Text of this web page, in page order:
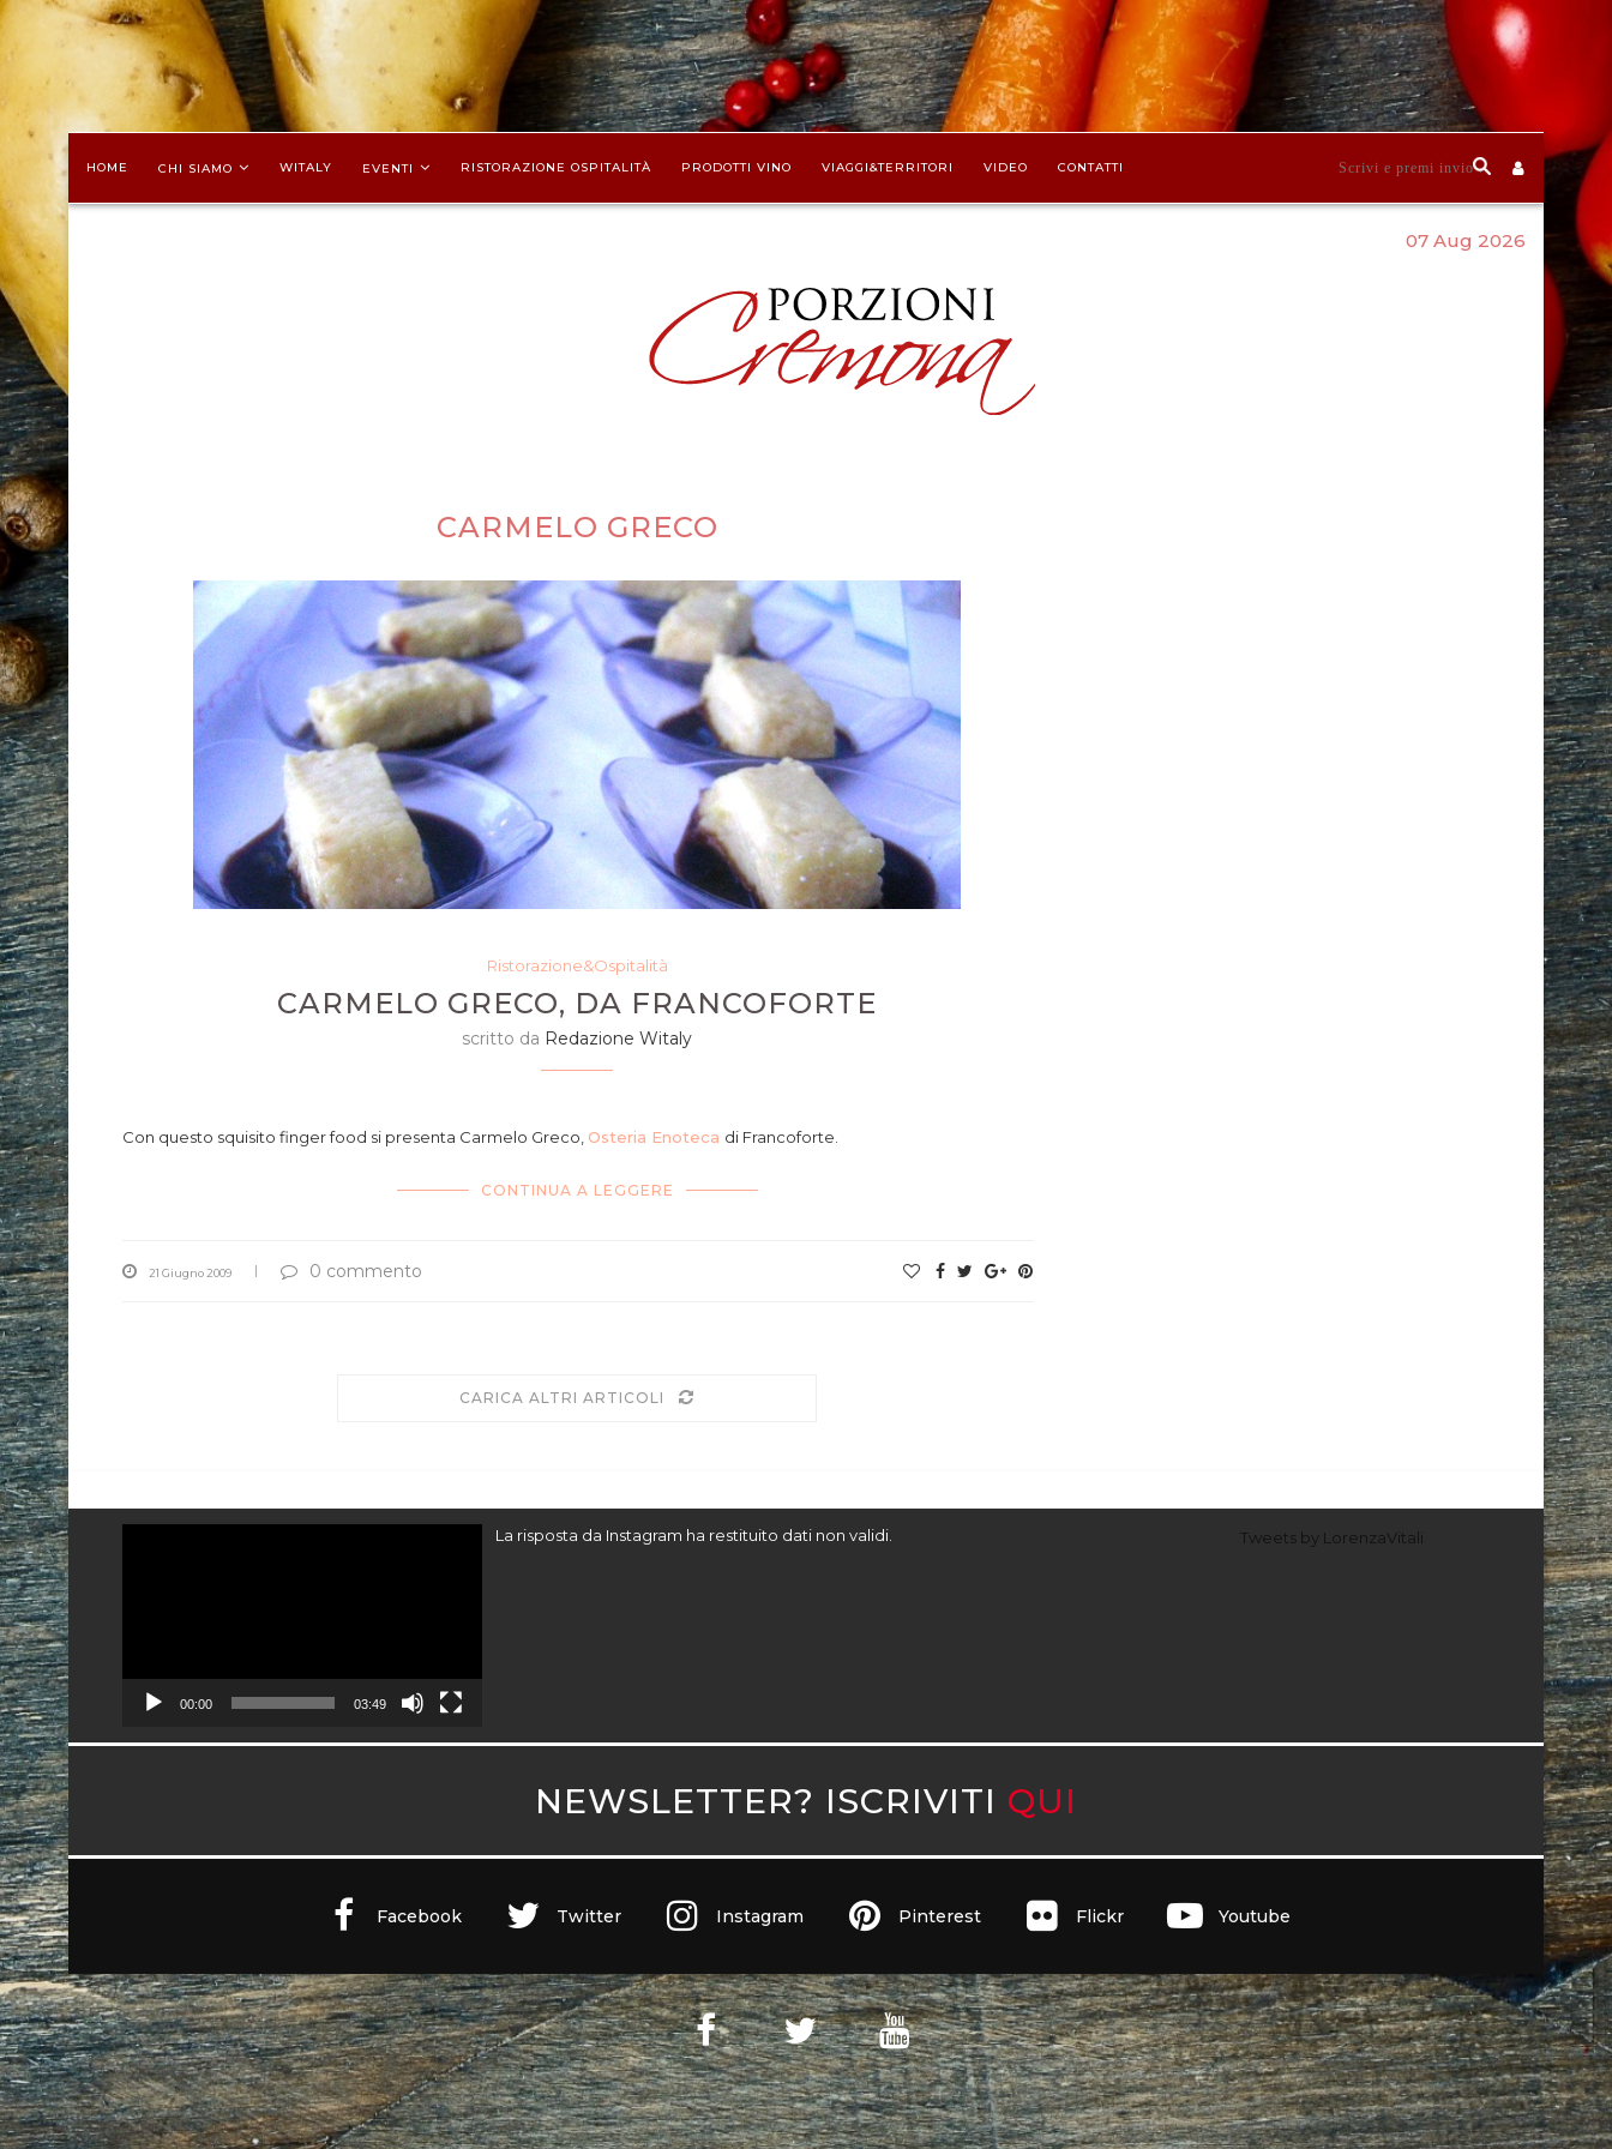
HOME CHI SIAMO WITALY EVENTI RISTORAZIONE OSPITALITÀ PRODOTTI VINO VIAGGI&TERRITORI VIDEO CONTATTI
07 Aug 2026
CARMELO GRECO
Ristorazione&Ospitalità
CARMELO GRECO, DA FRANCOFORTE
scritto da Redazione Witaly
royale di parmigiano salsa caffÃ¨
Con questo squisito finger food si presenta Carmelo Greco, Osteria Enoteca di Francoforte.
CONTINUA A LEGGERE
21 Giugno 2009 0 commento
CARICA ALTRI ARTICOLI
00:00 03:49
La risposta da Instagram ha restituito dati non validi. Tweets by LorenzaVitali
NEWSLETTER? ISCRIVITI QUI
Facebook Twitter Instagram Pinterest Flickr Youtube